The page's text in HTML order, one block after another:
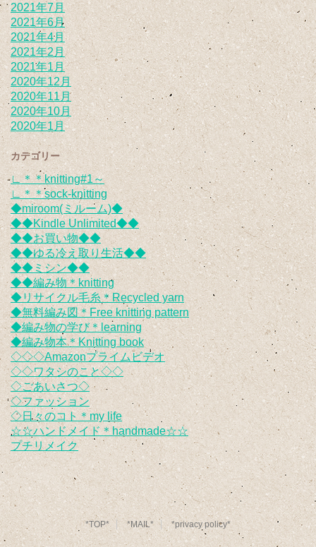
2021年7月
2021年6月
2021年4月
2021年2月
2021年1月
2020年12月
2020年11月
2020年10月
2020年1月
カテゴリー
∟＊＊knitting#1～
∟＊＊sock-knitting
◆miroom(ミルーム)◆
◆◆Kindle Unlimited◆◆
◆◆お買い物◆◆
◆◆ゆる冷え取り生活◆◆
◆◆ミシン◆◆
◆◆編み物＊knitting
◆リサイクル毛糸＊Recycled yarn
◆無料編み図＊Free knitting pattern
◆編み物の学び＊learning
◆編み物本＊Knitting book
◇◇◇Amazonプライムビデオ
◇◇ワタシのこと◇◇
◇ごあいさつ◇
◇ファッション
◇日々のコト＊my life
☆☆ハンドメイド＊handmade☆☆
プチリメイク
*TOP* *MAIL* *privacy policy*